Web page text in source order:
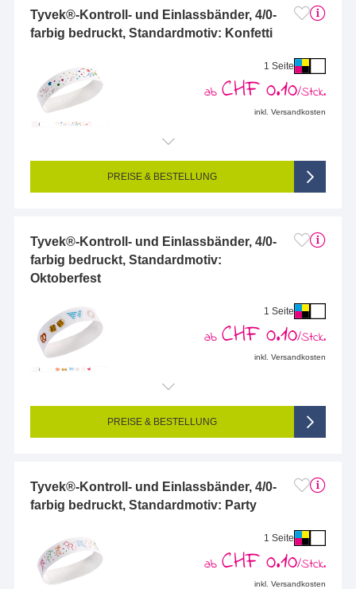
Tyvek®-Kontroll- und Einlassbänder, 4/0-
farbig bedruckt, Standardmotiv: Konfetti
1 Seite
ab CHF 0.10/Stck.
inkl. Versandkosten
PREISE & BESTELLUNG
Tyvek®-Kontroll- und Einlassbänder, 4/0-
farbig bedruckt, Standardmotiv:
Oktoberfest
1 Seite
ab CHF 0.10/Stck.
inkl. Versandkosten
PREISE & BESTELLUNG
Tyvek®-Kontroll- und Einlassbänder, 4/0-
farbig bedruckt, Standardmotiv: Party
1 Seite
ab CHF 0.10/Stck.
inkl. Versandkosten